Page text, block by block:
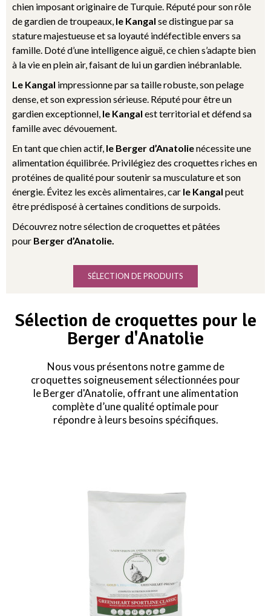
chien imposant originaire de Turquie. Réputé pour son rôle
de gardien de troupeaux, le Kangal se distingue par sa
stature majestueuse et sa loyauté indéfectible envers sa
famille. Doté d’une intelligence aiguë, ce chien s’adapte bien
à la vie en plein air, faisant de lui un gardien inébranlable.
Le Kangal impressionne par sa taille robuste, son pelage
dense, et son expression sérieuse. Réputé pour être un
gardien exceptionnel, le Kangal est territorial et défend sa
famille avec dévouement.
En tant que chien actif, le Berger d’Anatolienécessite une
alimentation équilibrée. Privilégiez des croquettes riches en
protéines de qualité pour soutenir sa musculature et son
énergie. Évitez les excès alimentaires, car le Kangal peut
être prédisposé à certaines conditions de surpoids.
Découvrez notre sélection de croquettes et pâtées
pour Berger d’Anatolie.
SÉLECTION DE PRODUITS
Sélection de croquettes pour le
Berger d'Anatolie
Nous vous présentons notre gamme de
croquettes soigneusement sélectionnées pour
le Berger d'Anatolie, offrant une alimentation
complète d’une qualité optimale pour
répondre à leurs besoins spécifiques.